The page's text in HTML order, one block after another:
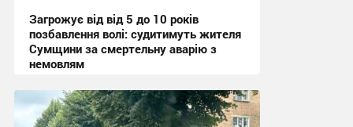
Загрожує від від 5 до 10 років
позбавлення волі: судитимуть жителя
Сумщини за смертельну аварію з
немовлям
13:10, 31.07.2026